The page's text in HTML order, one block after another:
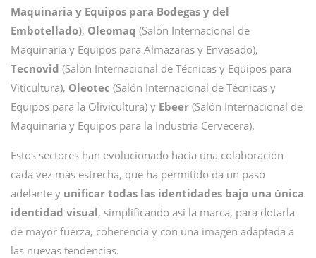
Maquinaria y Equipos para Bodegas y del
Embotellado), Oleomaq (Salón Internacional de
Maquinaria y Equipos para Almazaras y Envasado),
Tecnovid (Salón Internacional de Técnicas y Equipos para
Viticultura), Oleotec (Salón Internacional de Técnicas y
Equipos para la Olivicultura) y Ebeer (Salón Internacional de
Maquinaria y Equipos para la Industria Cervecera).
Estos sectores han evolucionado hacia una colaboración
cada vez más estrecha, que ha permitido da un paso
adelante y unificar todas las identidades bajo una única
identidad visual, simplificando así la marca, para dotarla
de mayor fuerza, coherencia y con una imagen adaptada a
las nuevas tendencias.